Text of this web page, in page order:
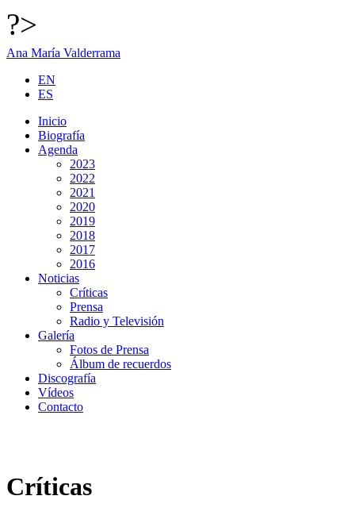
?>
Ana María Valderrama
EN
ES
Inicio
Biografía
Agenda
2023
2022
2021
2020
2019
2018
2017
2016
Noticias
Críticas
Prensa
Radio y Televisión
Galería
Fotos de Prensa
Álbum de recuerdos
Discografía
Vídeos
Contacto
Críticas